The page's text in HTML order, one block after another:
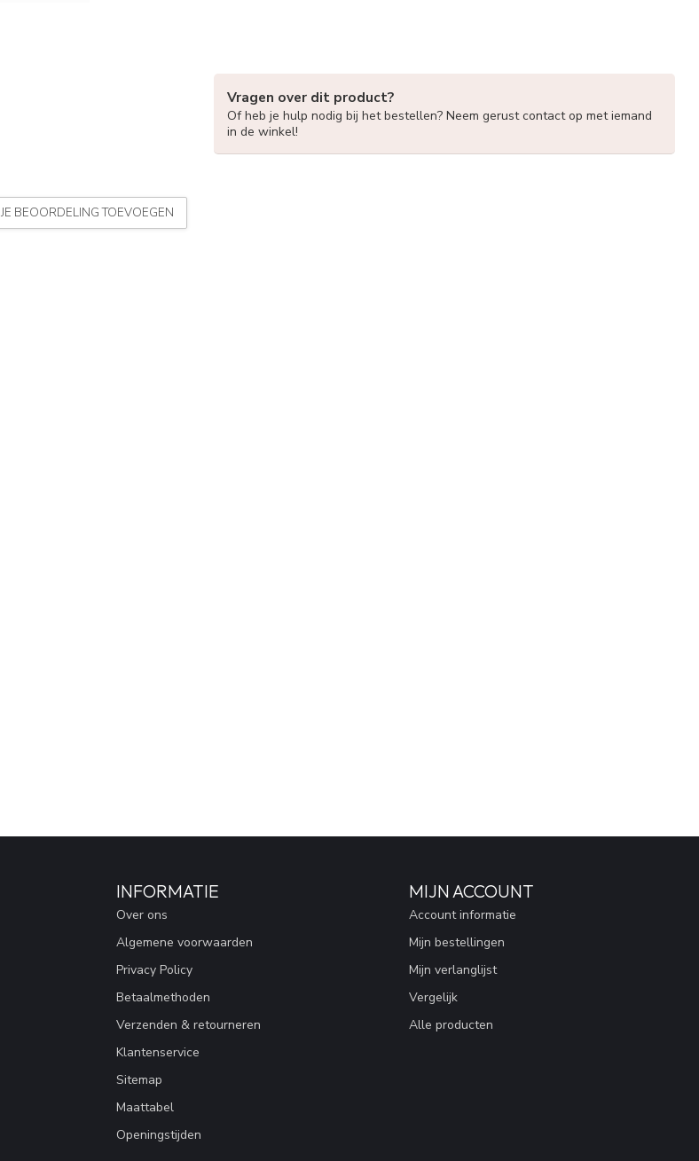
JE BEOORDELING TOEVOEGEN
Vragen over dit product?
Of heb je hulp nodig bij het bestellen? Neem gerust contact op met iemand
in de winkel!
INFORMATIE
Over ons
Algemene voorwaarden
Privacy Policy
Betaalmethoden
Verzenden & retourneren
Klantenservice
Sitemap
Maattabel
Openingstijden
MIJN ACCOUNT
Account informatie
Mijn bestellingen
Mijn verlanglijst
Vergelijk
Alle producten